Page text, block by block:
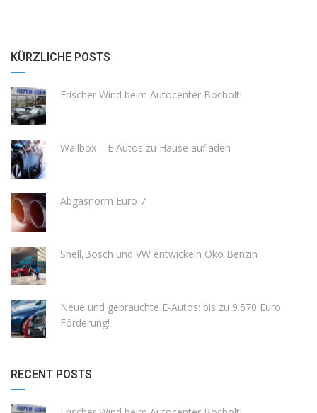
KÜRZLICHE POSTS
Frischer Wind beim Autocenter Bocholt!
Wallbox – E Autos zu Hause aufladen
Abgasnorm Euro 7
Shell,Bosch und VW entwickeln Öko Benzin
Neue und gebrauchte E-Autos: bis zu 9.570 Euro
Förderung!
RECENT POSTS